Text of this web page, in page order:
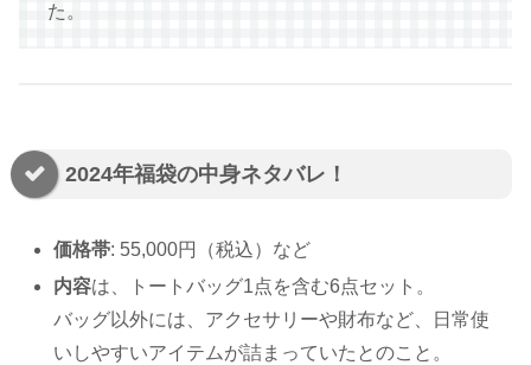
た。
2024年福袋の中身ネタバレ！
価格帯: 55,000円（税込）など
内容は、トートバッグ1点を含む6点セット。
バッグ以外には、アクセサリーや財布など、日常使
いしやすいアイテムが詰まっていたとのこと。